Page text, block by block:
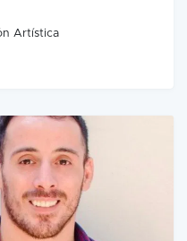
Artística